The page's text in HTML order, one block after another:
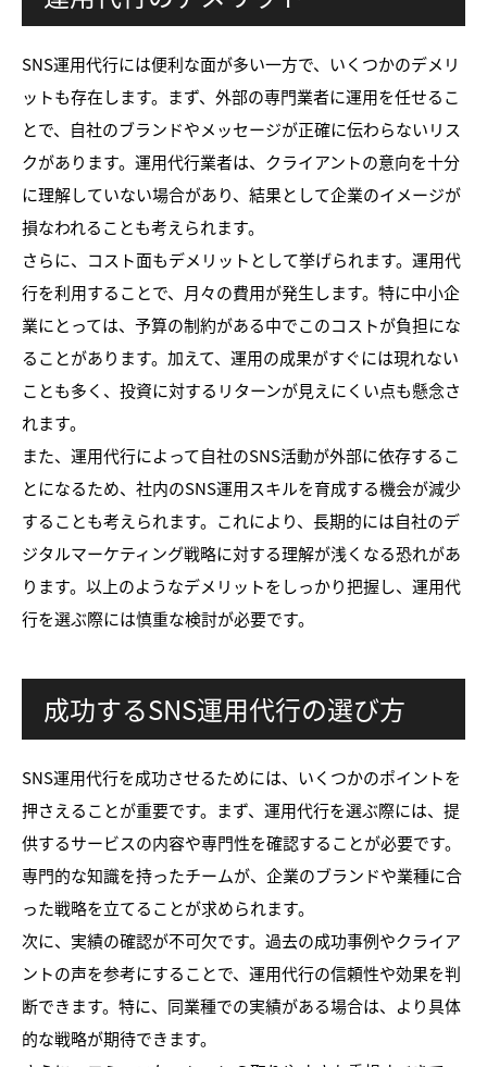
SNS運用代行には便利な面が多い一方で、いくつかのデメリ
ットも存在します。まず、外部の専門業者に運用を任せるこ
とで、自社のブランドやメッセージが正確に伝わらないリス
クがあります。運用代行業者は、クライアントの意向を十分
に理解していない場合があり、結果として企業のイメージが
損なわれることも考えられます。
さらに、コスト面もデメリットとして挙げられます。運用代
行を利用することで、月々の費用が発生します。特に中小企
業にとっては、予算の制約がある中でこのコストが負担にな
ることがあります。加えて、運用の成果がすぐには現れない
ことも多く、投資に対するリターンが見えにくい点も懸念さ
れます。
また、運用代行によって自社のSNS活動が外部に依存するこ
とになるため、社内のSNS運用スキルを育成する機会が減少
することも考えられます。これにより、長期的には自社のデ
ジタルマーケティング戦略に対する理解が浅くなる恐れがあ
ります。以上のようなデメリットをしっかり把握し、運用代
行を選ぶ際には慎重な検討が必要です。
成功するSNS運用代行の選び方
SNS運用代行を成功させるためには、いくつかのポイントを
押さえることが重要です。まず、運用代行を選ぶ際には、提
供するサービスの内容や専門性を確認することが必要です。
専門的な知識を持ったチームが、企業のブランドや業種に合
った戦略を立てることが求められます。
次に、実績の確認が不可欠です。過去の成功事例やクライア
ントの声を参考にすることで、運用代行の信頼性や効果を判
断できます。特に、同業種での実績がある場合は、より具体
的な戦略が期待できます。